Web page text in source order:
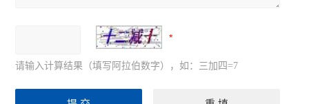
请输入计算结果（填写阿拉伯数字），如：三加四=7